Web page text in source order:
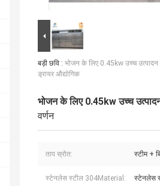
बड़ी छवि : भोजन के लिए 0.45kw उच्च उत्पादन
ड्रायर औद्योगिक
भोजन के लिए 0.45kw उच्च
वर्णन
ताप स्रोत: स्टीम +
स्टेनलेस स्टील 304Material: स्टेनलेस